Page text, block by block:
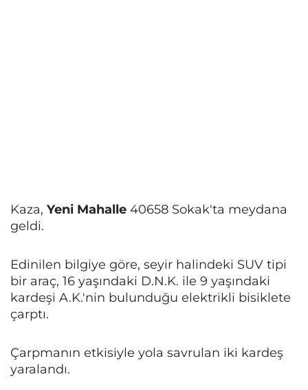
Kaza, Yeni Mahalle 40658 Sokak'ta meydana
geldi.
Edinilen bilgiye göre, seyir halindeki SUV tipi
bir araç, 16 yaşındaki D.N.K. ile 9 yaşındaki
kardeşi A.K.'nin bulunduğu elektrikli bisiklete
çarptı.
Çarpmanın etkisiyle yola savrulan iki kardeş
yaralandı.